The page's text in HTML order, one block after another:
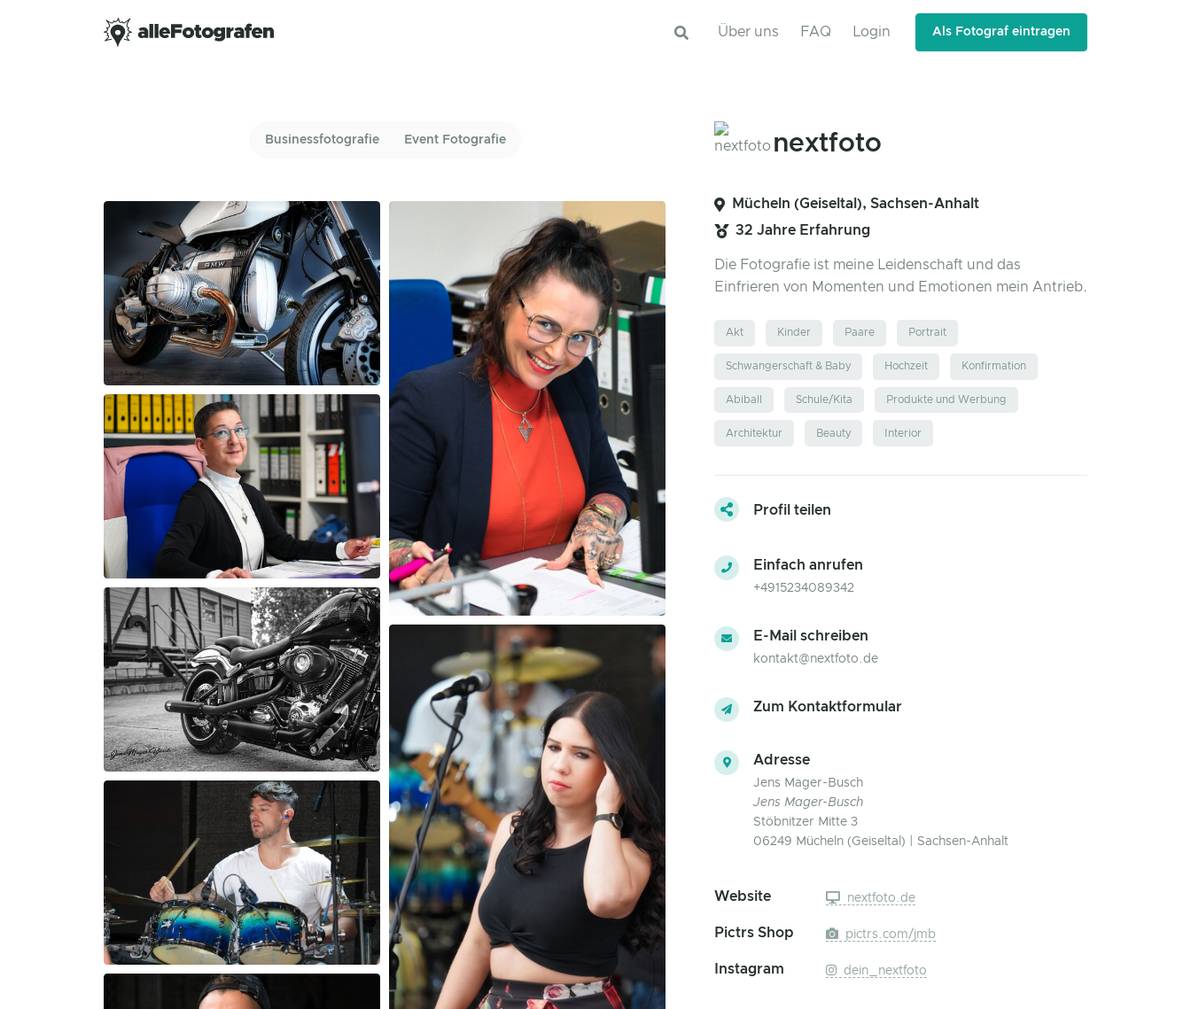
Über uns FAQ Login Als Fotograf eintragen
Businessfotografie Event Fotografie nextfoto
Mücheln (Geiseltal), Sachsen-Anhalt
32 Jahre Erfahrung
Die Fotografie ist meine Leidenschaft und das
Einfrieren von Momenten und Emotionen mein Antrieb.
Akt Kinder Paare Portrait
Schwangerschaft & Baby Hochzeit Konfirmation
Abiball Schule/Kita Produkte und Werbung
Architektur Beauty Interior
Profil teilen
Einfach anrufen
+4915234089342
E-Mail schreiben
kontakt@nextfoto.de
Zum Kontaktformular
Adresse
Jens Mager-Busch
Jens Mager-Busch
Stöbnitzer Mitte 3
06249 Mücheln (Geiseltal) | Sachsen-Anhalt
Website nextfoto.de
Pictrs Shop pictrs.com/jmb
Instagram dein_nextfoto